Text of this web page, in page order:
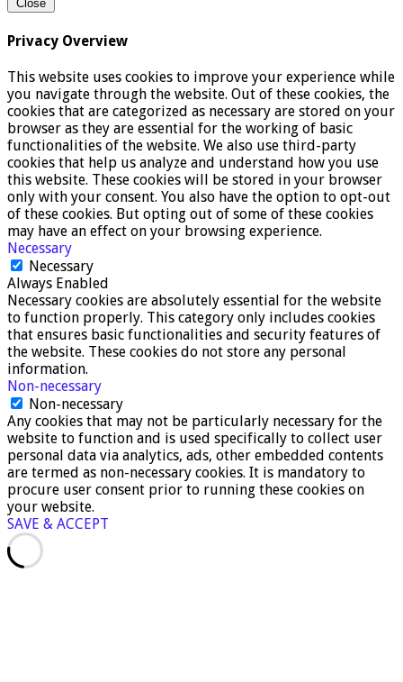
Close
Privacy Overview
This website uses cookies to improve your experience while
you navigate through the website. Out of these cookies, the
cookies that are categorized as necessary are stored on your
browser as they are essential for the working of basic
functionalities of the website. We also use third-party
cookies that help us analyze and understand how you use
this website. These cookies will be stored in your browser
only with your consent. You also have the option to opt-out
of these cookies. But opting out of some of these cookies
may have an effect on your browsing experience.
Necessary
Necessary
Always Enabled
Necessary cookies are absolutely essential for the website
to function properly. This category only includes cookies
that ensures basic functionalities and security features of
the website. These cookies do not store any personal
information.
Non-necessary
Non-necessary
Any cookies that may not be particularly necessary for the
website to function and is used specifically to collect user
personal data via analytics, ads, other embedded contents
are termed as non-necessary cookies. It is mandatory to
procure user consent prior to running these cookies on
your website.
SAVE & ACCEPT